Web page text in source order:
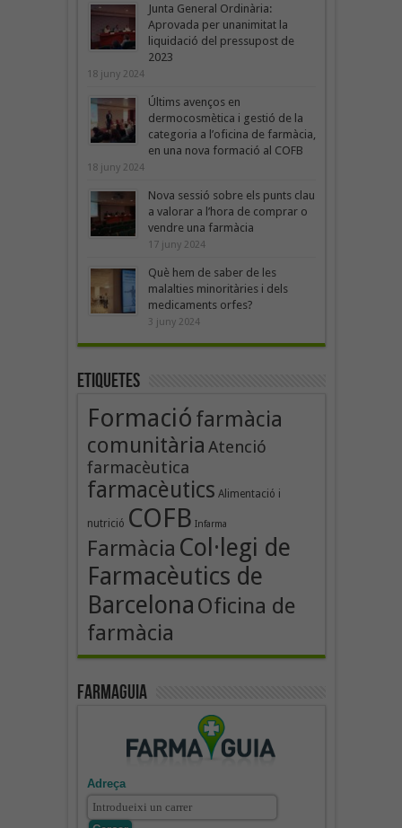
Junta General Ordinària:
Aprovada per unanimitat la
liquidació del pressupost de
2023
18 juny 2024
Últims avenços en
dermocosmètica i gestió de la
categoria a l’oficina de farmàcia,
en una nova formació al COFB
18 juny 2024
Nova sessió sobre els punts clau
a valorar a l’hora de comprar o
vendre una farmàcia
17 juny 2024
Què hem de saber de les
malalties minoritàries i dels
medicaments orfes?
3 juny 2024
Etiquetes
Formació farmàcia
comunitària Atenció
farmacèutica
farmacèutics Alimentació i
nutrició COFB Infarma
Farmàcia Col·legi de
Farmacèutics de
Barcelona Oficina de
farmàcia
Farmaguia
Adreça